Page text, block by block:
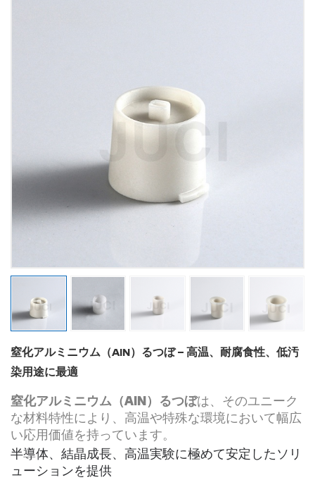
窒化アルミニウム（AlN）るつぼ – 高温、耐腐食性、低汚
染用途に最適
窒化アルミニウム（AlN）るつぼは、そのユニーク
な材料特性により、高温や特殊な環境において幅広
い応用価値を持っています。
半導体、結晶成長、高温実験に極めて安定したソリ
ューションを提供